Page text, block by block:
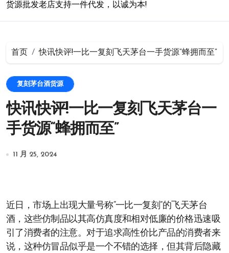
货源批发老店支持一件代发，以诚为本!
首页 快讯快评!一比一复刻飞天茅台一手货源“蜂拥而至”
复刻茅台酒货源
快讯快评!一比一复刻飞天茅台一
手货源“蜂拥而至”
11 月 25, 2024
近日，市场上出现大量号称“一比一复刻”的飞天茅台
酒，这些仿制品以其高仿真度和相对低廉的价格迅速吸
引了消费者的注意。对于追求高性价比产品的消费者来
说，这种仿冒品似乎是一个不错的选择，但其背后隐藏